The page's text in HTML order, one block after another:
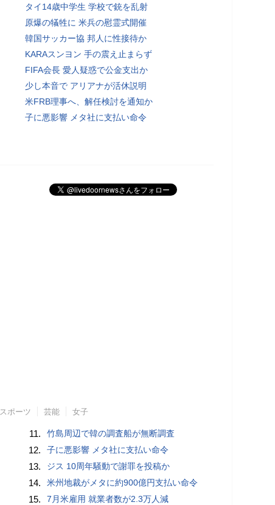
タイ14歳中学生 学校で銃を乱射
原爆の犠牲に 米兵の慰霊式開催
韓国サッカー協 邦人に性接待か
KARAスンヨン 手の震え止まらず
FIFA会長 愛人疑惑で公金支出か
少し本音で アリアナが活休説明
米FRB理事へ、解任検討を通知か
子に悪影響 メタ社に支払い命令
スポーツ 芸能 女子
11. 竹島周辺で韓の調査船が無断調査
12. 子に悪影響 メタ社に支払い命令
13. ジス 10周年騒動で謝罪を投稿か
14. 米州地裁がメタに約900億円支払い命令
15. 7月米雇用 就業者数が2.3万人減